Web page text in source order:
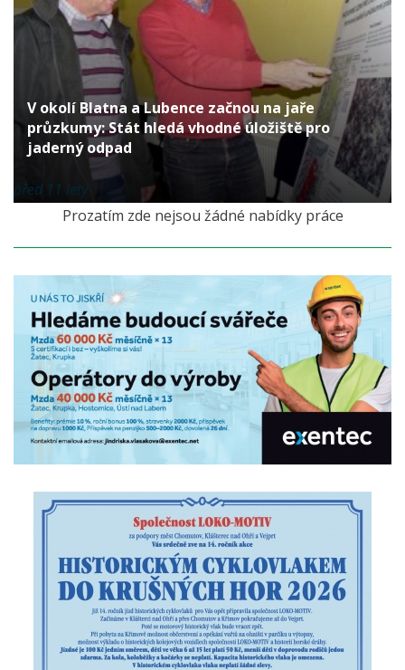
V okolí Blatna a Lubence začnou na jaře
průzkumy: Stát hledá vhodné úložiště pro
jaderný odpad
před 11 lety
Prozatím zde nejsou žádné nabídky práce